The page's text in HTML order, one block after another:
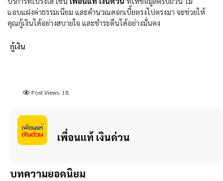
แอบแฝงค่าธรรมเนียม และคำนวณดอกเบี้ยตรงไปตรงมา จะช่วยให้
คุณกู้เงินได้อย่างสบายใจ และชำระคืนได้อย่างมั่นคง
กู้เงิน
Post Views: 18
เพื่อนแท้ เงินด่วน
บทความยอดนิยม